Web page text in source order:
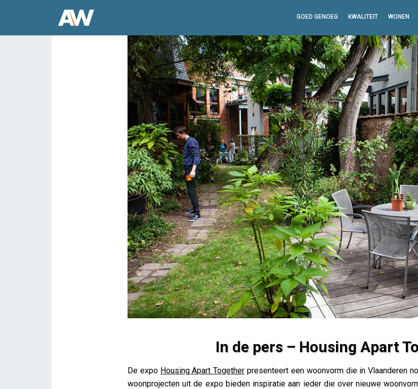
GOED GENOEG KWALITEIT WONEN
In de pers – Housing Apart
In de pers – Housing Apart Together
De expo Housing Apart Together presenteert een woonvorm die in Vlaanderen
woonprojecten uit de expo bieden inspiratie aan ieder die over nieuwe